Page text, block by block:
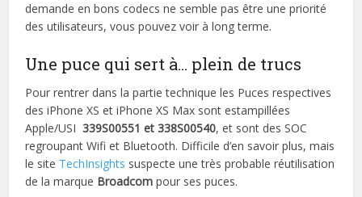
demande en bons codecs ne semble pas être une priorité
des utilisateurs, vous pouvez voir à long terme.
Une puce qui sert à… plein de trucs
Pour rentrer dans la partie technique les Puces respectives
des iPhone XS et iPhone XS Max sont estampillées
Apple/USI 339S00551 et 338S00540, et sont des SOC
regroupant Wifi et Bluetooth. Difficile d’en savoir plus, mais
le site TechInsights suspecte une très probable réutilisation
de la marque Broadcom pour ses puces.